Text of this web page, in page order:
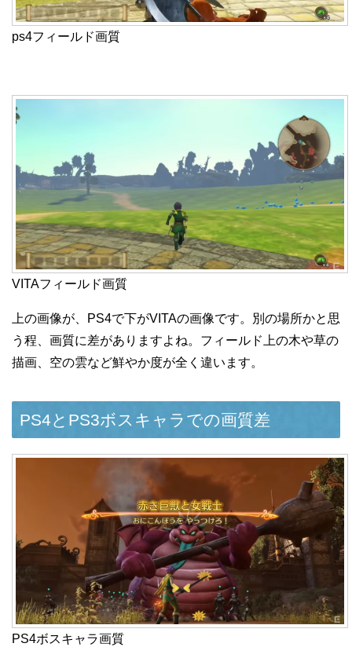
ps4フィールド画質
VITAフィールド画質
上の画像が、PS4で下がVITAの画像です。別の場所かと思
う程、画質に差がありますよね。フィールド上の木や草の
描画、空の雲など鮮やか度が全く違います。
PS4とPS3ボスキャラでの画質差
PS4ボスキャラ画質